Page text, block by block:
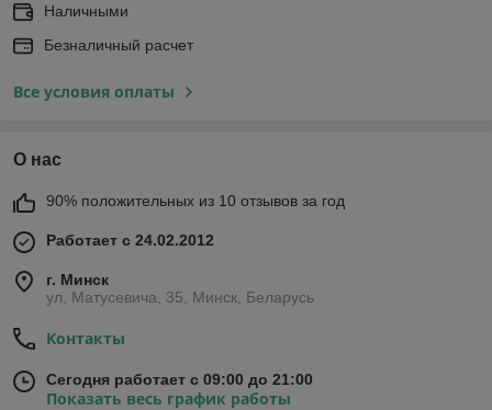
Наличными
Безналичный расчет
Все условия оплаты
О нас
90% положительных из 10 отзывов за год
Работает с 24.02.2012
г. Минск
ул, Матусевича, 35, Минск, Беларусь
Контакты
Сегодня работает с 09:00 до 21:00
Показать весь график работы